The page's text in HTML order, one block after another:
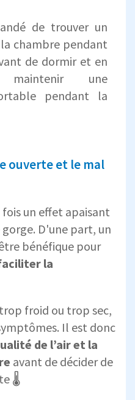
de trouver un
chambre pendant
de dormir et en
une
pendant la
ouverte et le mal
un effet apaisant
D'une part, un
bénéfique pour
la
froid ou trop sec,
Il est donc
de l’air et la
avant de décider de
🌡️